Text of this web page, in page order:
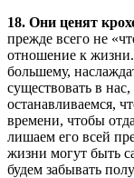
18. Они ценят
прежде всего не
отношение к жизни.
большему,
существовать в
останавливаемся,
времени, чтобы
лишаем его всей
жизни могут быть
будем забывать